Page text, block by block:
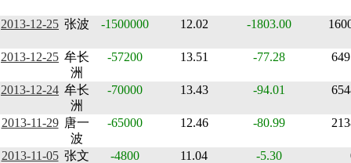
2013-12-25 张波 -1500000 12.02 -1803.00
2013-12-25 牟长
洲
-57200 13.51 -77.28
2013-12-24 牟长
洲
-70000 13.43 -94.01
2013-11-29 唐一
波
-65000 12.46 -80.99
2013-11-05 张文
-4800 11.04 -5.30